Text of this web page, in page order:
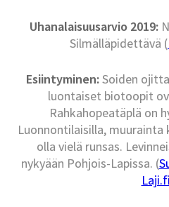
Uhanalaisuusarvio 2019:
Silmälläpidettävä (
Esiintyminen:Soiden
luontaiset biotoopit
Rahkahopeatäplä on
Luonnontilaisilla, muurainta
olla vielä runsas.
nykyään Pohjois-Lapissa. (
Laji.fi